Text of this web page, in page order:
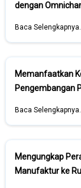
dengan
Baca
Memanfaatkan
Pengembangan
Baca
Mengungkap
Manufaktur ke